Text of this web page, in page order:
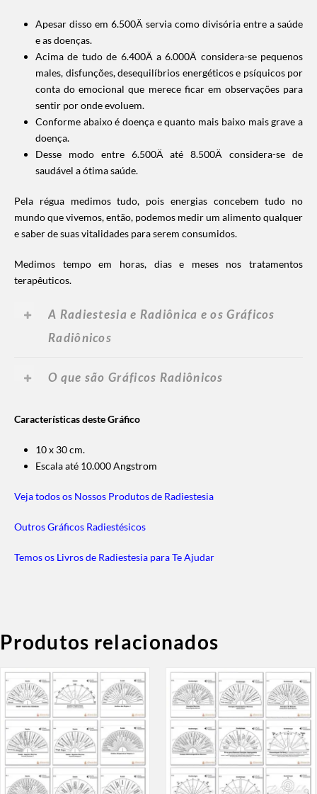
Apesar disso em 6.500Ä servia como divisória entre a saúde
e as doenças.
Acima de tudo de 6.400Ä a 6.000Ä considera-se pequenos
males, disfunções, desequilíbrios energéticos e psíquicos por
conta do emocional que merece ficar em observações para
sentir por onde evoluem.
Conforme abaixo é doença e quanto mais baixo mais grave a
doença.
Desse modo entre 6.500Ä até 8.500Ä considera-se de
saudável a ótima saúde.
Pela régua medimos tudo, pois energias concebem tudo no
mundo que vivemos, então, podemos medir um alimento qualquer
e saber de suas vitalidades para serem consumidos.
Medimos tempo em horas, dias e meses nos tratamentos
terapêuticos.
A Radiestesia e Radiônica e os Gráficos
Radiônicos
O que são Gráficos Radiônicos
Características deste Gráfico
10 x 30 cm.
Escala até 10.000 Angstrom
Veja todos os Nossos Produtos de Radiestesia
Outros Gráficos Radiestésicos
Temos os Livros de Radiestesia para Te Ajudar
Produtos relacionados